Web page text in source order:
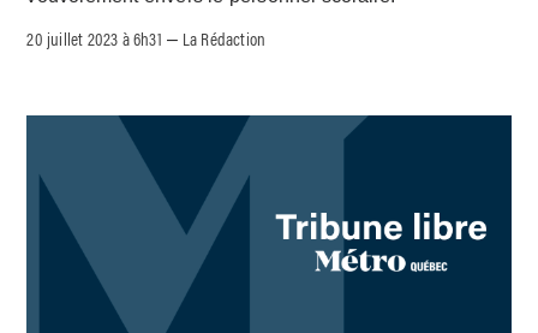
20 juillet 2023 à 6h31 – La Rédaction